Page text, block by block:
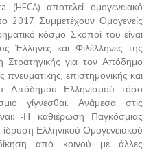
αποτελεί ομογενειακό
2017. Συμμετέχουν Ομογενείς
κόσμο. Σκοποί του είναι
Έλληνες και Φιλέλληνες της
Στρατηγικής για τον Απόδημο
πνευματικής, επιστημονικής και
Απόδημου Ελληνισμού τόσο
γίγνεσθαι. Ανάμεσα στις
-Η καθιέρωση Παγκόσμιας
Ελληνικού Ομογενειακού
από κοινού με άλλες